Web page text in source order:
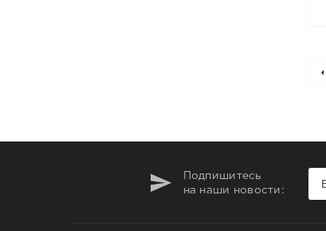
Подпишитесь
на наши новости: